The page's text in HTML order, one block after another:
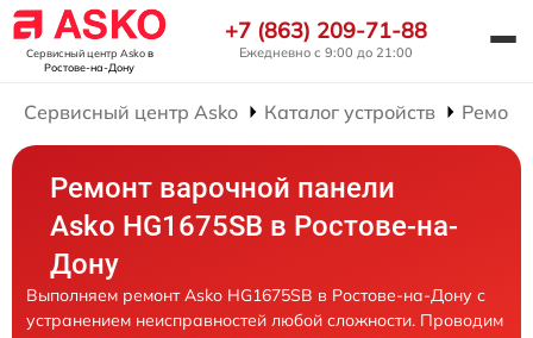
Сервисный центр Askoв
Ростове-на-Дону
+7 (863) 209-71-88
Ежедневно с 9:00 до 21:00
Сервисный центр Asko Каталог устройств
Ремонт варочной панели
Asko HG1675SB в Ростове-на-
Дону
Выполняем ремонт Asko HG1675SB в Ростове-на-Дону с
устранением неисправностей любой сложности. Проводим